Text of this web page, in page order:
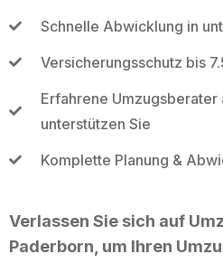
Schnelle Abwicklung in
Versicherungsschutz bis
Erfahrene Umzugsberater
unterstützen Sie
Komplette Planung &
Verlassen Sie sich auf
Paderborn, um Ihren